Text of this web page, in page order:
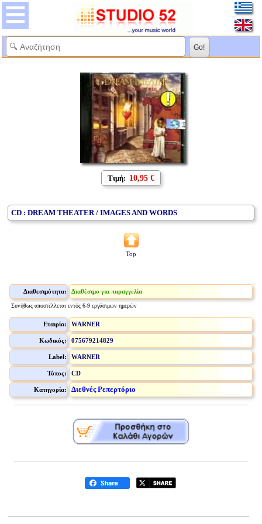
Τιμή: 10,95 €
CD : DREAM THEATER / IMAGES AND WORDS
Top
Διαθεσιμότητα: Διαθέσιμο για παραγγελία
Συνήθως αποστέλλεται εντός 6-9 εργάσιμων ημερών
Εταιρία: WARNER
Κωδικός: 075679214829
Label: WARNER
Τύπος: CD
Κατηγορία: Διεθνές Ρεπερτόριο